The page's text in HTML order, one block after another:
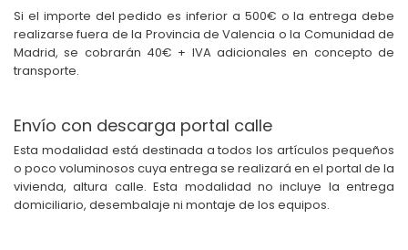
Si el importe del pedido es inferior a 500€ o la entrega debe
realizarse fuera de la Provincia de Valencia o la Comunidad de
Madrid, se cobrarán 40€ + IVA adicionales en concepto de
transporte.
Envío con descarga portal calle
Esta modalidad está destinada a todos los artículos pequeños
o poco voluminosos cuya entrega se realizará en el portal de la
vivienda, altura calle. Esta modalidad no incluye la entrega
domiciliario, desembalaje ni montaje de los equipos.